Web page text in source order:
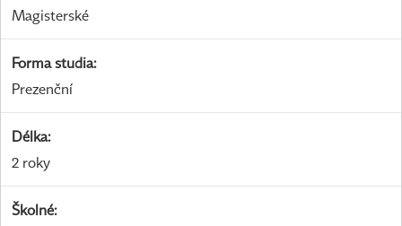
Magisterské
Forma studia:
Prezenční
Délka:
2 roky
Školné: